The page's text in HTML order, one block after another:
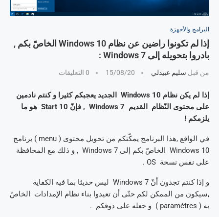
البرامج والأجهزة
إذا لم تكونوا راضين عن نظام Windows 10 الخاصّ بكم ,
بادروا بتحويله إلى Windows 7 :
من قبل سليم عبيدلي 15/08/20 0 التعليقات
إذا لم يكن نظام Windows 10 الجديد يعجبكم كثيرا و كنتم نادمين
على محتوى النّظام القديم Windows 7 , فإنّ Start 10 هو ما
يلزمكم !
في الواقع ,هذا البرنامج يمكّنكم من تحويل محتوى ( menu ) برنامج
Windows 10 الخاصّ بكم إلى Windows 7 , و ذلك مع المحافظة
على نفس نسخة OS .
و إذا كنتم تجدون أنّ Windows 7 ليس حديثا بما فيه الكفاية
,سيكون من الممكن لكم حتّى أن تعيدوا بناء نظام الإمدادات الخاصّ
به ( paramétres ) و جعله على ذوقكم .